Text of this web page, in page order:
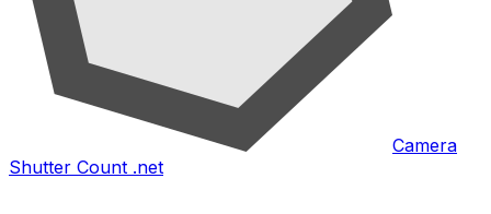
Camera
Shutter Count .net